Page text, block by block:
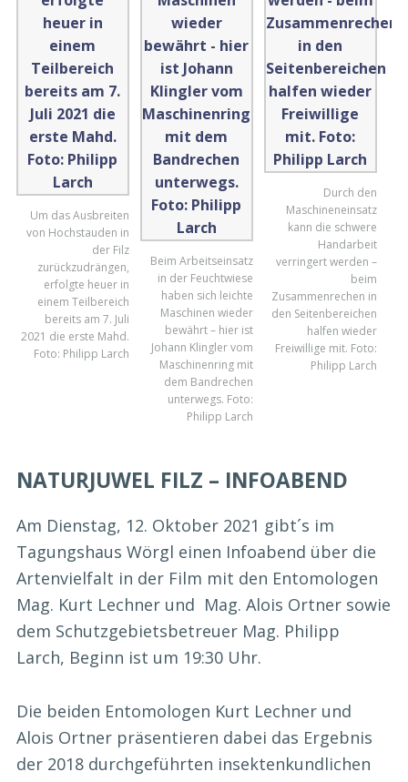
Um das Ausbreiten
von Hochstauden in
der Filz
zurückzudrängen,
erfolgte heuer in
einem Teilbereich
bereits am 7. Juli
2021 die erste Mahd.
Foto: Philipp Larch
Beim Arbeitseinsatz
in der Feuchtwiese
haben sich leichte
Maschinen wieder
bewährt – hier ist
Johann Klingler vom
Maschinenring mit
dem Bandrechen
unterwegs. Foto:
Philipp Larch
Durch den
Maschineneinsatz
kann die schwere
Handarbeit
verringert werden –
beim
Zusammenrechen in
den Seitenbereichen
halfen wieder
Freiwillige mit. Foto:
Philipp Larch
NATURJUWEL FILZ – INFOABEND
Am Dienstag, 12. Oktober 2021 gibt´s im
Tagungshaus Wörgl einen Infoabend über die
Artenvielfalt in der Film mit den Entomologen
Mag. Kurt Lechner und Mag. Alois Ortner sowie
dem Schutzgebietsbetreuer Mag. Philipp
Larch, Beginn ist um 19:30 Uhr.
Die beiden Entomologen Kurt Lechner und
Alois Ortner präsentieren dabei das Ergebnis
der 2018 durchgeführten insektenkundlichen